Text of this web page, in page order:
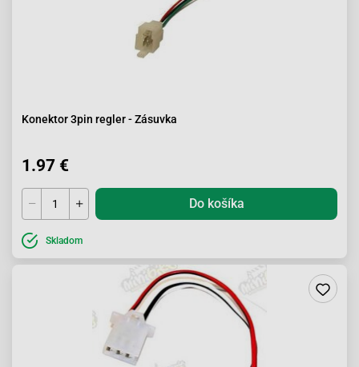
Konektor 3pin regler - Zásuvka
1.97 €
Do košíka
Skladom